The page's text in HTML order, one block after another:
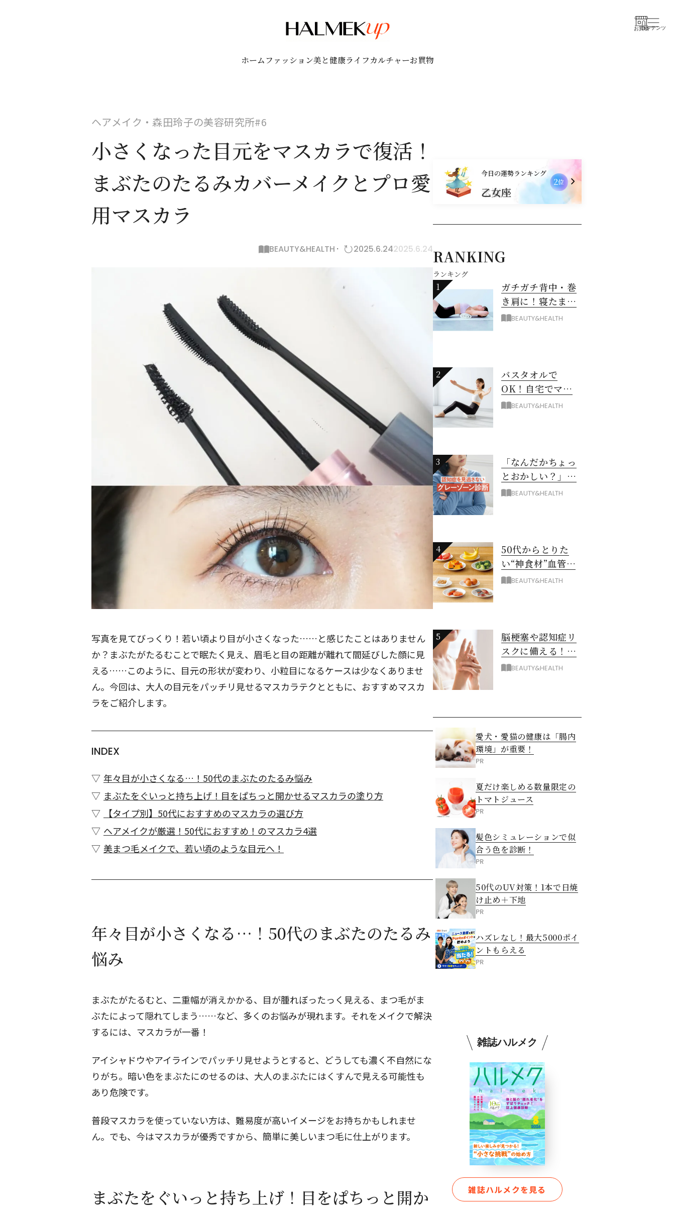
お買物コンテンツ
ホーム ファッション美と健康ライフカルチャーお買物
ヘアメイク・森田玲子の美容研究所#6
小さくなった目元をマスカラで復活！
まぶたのたるみカバーメイクとプロ愛
用マスカラ
BEAUTY&HEALTH 2025.6.242025.6.24
写真を見てびっくり！若い頃より目が小さくなった……と感じたことはありません
か？まぶたがたるむことで眠たく見え、眉毛と目の距離が離れて間延びした顔に見
える……このように、目元の形状が変わり、小粒目になるケースは少なくありませ
ん。今回は、大人の目元をパッチリ見せるマスカラテクとともに、おすすめマスカ
ラをご紹介します。
INDEX
年々目が小さくなる…！50代のまぶたのたるみ悩み
まぶたをぐいっと持ち上げ！目をぱちっと開かせるマスカラの塗り方
【タイプ別】50代におすすめのマスカラの選び方
ヘアメイクが厳選！50代におすすめ！のマスカラ4選
美まつ毛メイクで、若い頃のような目元へ！
年々目が小さくなる…！50代のまぶたのたるみ
悩み
まぶたがたるむと、二重幅が消えかかる、目が腫れぼったっく見える、まつ毛がま
ぶたによって隠れてしまう……など、多くのお悩みが現れます。それをメイクで解決
するには、マスカラが一番！
アイシャドウやアイラインでパッチリ見せようとすると、どうしても濃く不自然にな
りがち。暗い色をまぶたにのせるのは、大人のまぶたにはくすんで見える可能性も
あり危険です。
普段マスカラを使っていない方は、難易度が高いイメージをお持ちかもしれませ
ん。でも、今はマスカラが優秀ですから、簡単に美しいまつ毛に仕上がります。
まぶたをぐいっと持ち上げ！目をぱちっと開か
今日の運勢ランキング
乙女座
2位
RANKING
ランキング
1
ガチガチ背中・巻
き肩に！寝たまま
バスタオル「おう
BEAUTY&HEALTH
2
バスタオルで
OK！自宅でマシ
ン級に骨から整え
BEAUTY&HEALTH
3
「なんだかちょっ
とおかしい？」を
見逃さない！ 認知
BEAUTY&HEALTH
4
50代からとりた
い“神食材”血管と
脳を若々しく保つ
BEAUTY&HEALTH
5
脳梗塞や認知症リ
スクに備える！ゴ
ースト血管を復活
BEAUTY&HEALTH
愛犬・愛猫の健康は「腸内
環境」が重要！
PR
夏だけ楽しめる数量限定の
トマトジュース
PR
髪色シミュレーションで似
合う色を診断！
PR
50代のUV対策！1本で日焼
け止め＋下地
PR
ハズレなし！最大5000ポイ
ントもらえる
PR
雑誌ハルメク
雑誌ハルメクを見る